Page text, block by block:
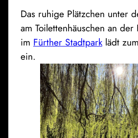
Das ruhige Plätzchen unter
am Toilettenhäuschen an
im Fürther Stadtparklädt
ein.